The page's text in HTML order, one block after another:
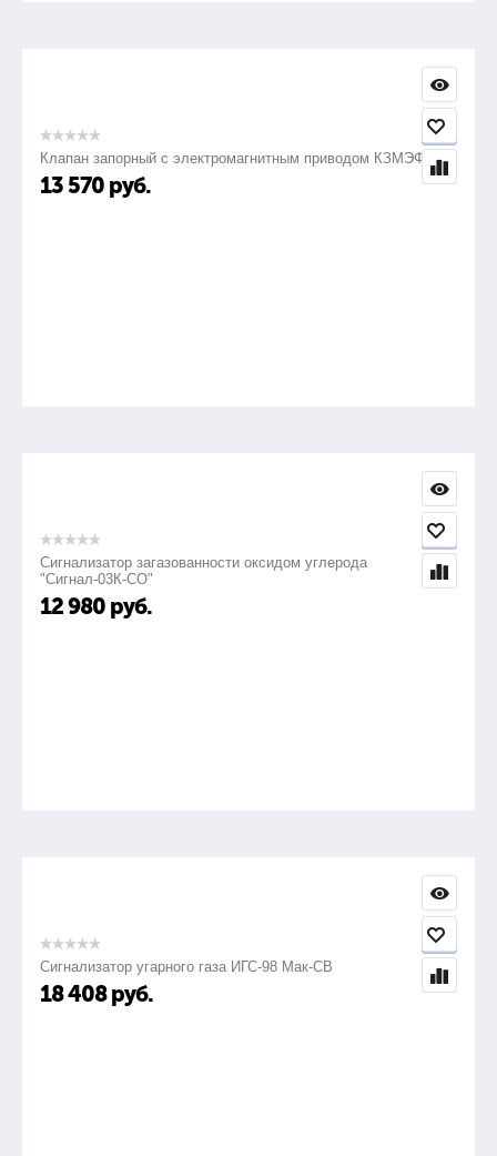
Клапан запорный с электромагнитным приводом КЗМЭФ
13 570 руб.
Сигнализатор загазованности оксидом углерода
"Сигнал-03К-СО"
12 980 руб.
Сигнализатор угарного газа ИГС-98 Мак-СВ
18 408 руб.